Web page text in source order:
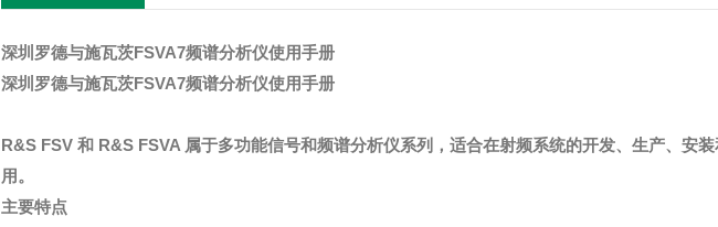
深圳罗德与施瓦茨FSVA7频谱分析仪使用手册
深圳罗德与施瓦茨FSVA7频谱分析仪使用手册
R&S FSV 和 R&S FSVA 属于多功能信号和频谱分析仪系列，适合在射频系统的开发、生产、安
用。
主要特点